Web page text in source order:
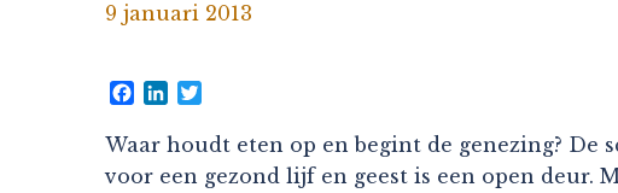
9 januari 2013
Facebook
LinkedIn
Waar houdt eten op en begint de genezing?
voor een gezond lijf en geest is een open deur.